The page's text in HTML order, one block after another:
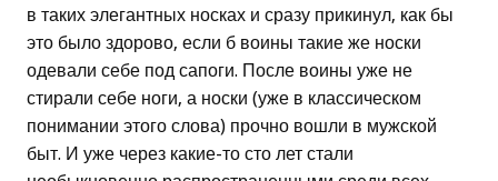
в таких элегантных носках и сразу прикинул, как бы
это было здорово, если б воины такие же носки
одевали себе под сапоги. После воины уже не
стирали себе ноги, а носки (уже в классическом
понимании этого слова) прочно вошли в мужской
быт. И уже через какие-то сто лет стали